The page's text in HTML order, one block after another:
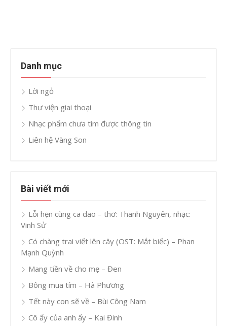
Danh mục
Lời ngỏ
Thư viện giai thoại
Nhạc phẩm chưa tìm được thông tin
Liên hệ Vàng Son
Bài viết mới
Lỗi hẹn cùng ca dao – thơ: Thanh Nguyên, nhạc:
Vinh Sử
Có chàng trai viết lên cây (OST: Mắt biếc) – Phan
Mạnh Quỳnh
Mang tiền về cho mẹ – Đen
Bông mua tím – Hà Phương
Tết này con sẽ về – Bùi Công Nam
Cô ấy của anh ấy – Kai Đinh